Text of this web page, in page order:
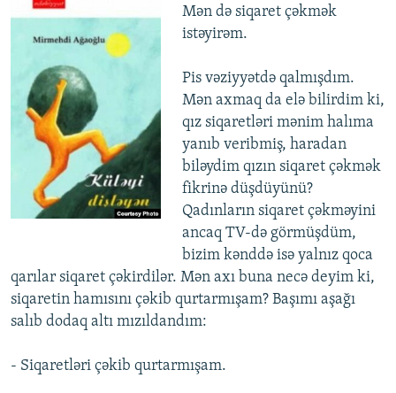
Mən də siqaret çəkmək
istəyirəm.
Pis vəziyyətdə qalmışdım.
Mən axmaq da elə bilirdim ki,
qız siqaretləri mənim halıma
yanıb veribmiş, haradan
biləydim qızın siqaret çəkmək
fikrinə düşdüyünü?
Qadınların siqaret çəkməyini
ancaq TV-də görmüşdüm,
bizim kənddə isə yalnız qoca
qarılar siqaret çəkirdilər. Mən axı buna necə deyim ki,
siqaretin hamısını çəkib qurtarmışam? Başımı aşağı
salıb dodaq altı mızıldandım:
- Siqaretləri çəkib qurtarmışam.